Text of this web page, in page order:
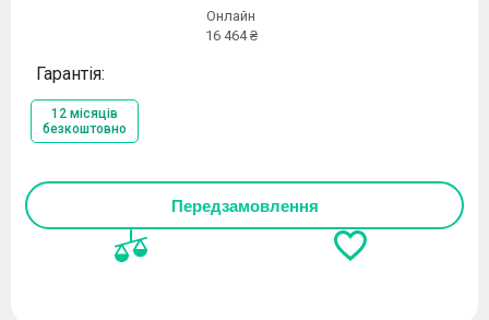
Онлайн
16 464 ₴
Гарантія:
12 місяців
безкоштовно
Передзамовлення